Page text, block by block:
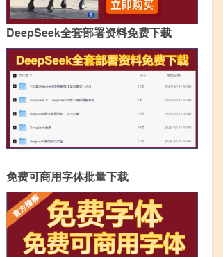
DeepSeek全套部署资料免费下载
免费可商用字体批量下载